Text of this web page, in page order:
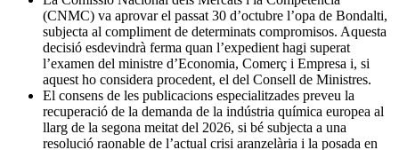
(CNMC) va aprovar el passat 30 d’octubre l’opa de Bondalti,
subjecta al compliment de determinats compromisos. Aquesta
decisió esdevindrà ferma quan l’expedient hagi superat
l’examen del ministre d’Economia, Comerç i Empresa i, si
aquest ho considera procedent, el del Consell de Ministres.
El consens de les publicacions especialitzades preveu la
recuperació de la demanda de la indústria química europea al
llarg de la segona meitat del 2026, si bé subjecta a una
resolució raonable de l’actual crisi aranzelària i la posada en